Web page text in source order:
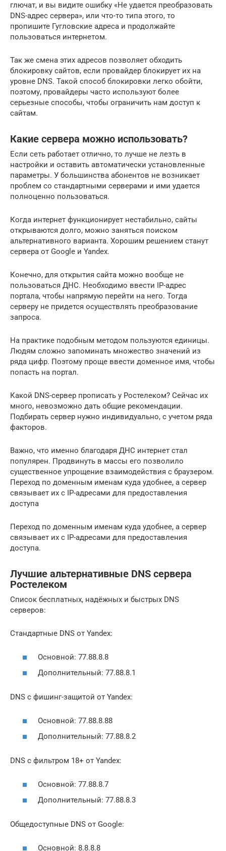
глючат, и вы видите ошибку «Не удается преобразовать
DNS-адрес сервера», или что-то типа этого, то
пропишите Гугловские адреса и продолжайте
пользоваться интернетом.
Так же смена этих адресов позволяет обходить
блокировку сайтов, если провайдер блокирует их на
уровне DNS. Такой способ блокировки легко обойти,
поэтому, провайдеры часто используют более
серьезные способы, чтобы ограничить нам доступ к
сайтам.
Какие сервера можно использовать?
Если сеть работает отлично, то лучше не лезть в
настройки и оставить автоматически установленные
параметры. У большинства абонентов не возникает
проблем со стандартными серверами и ими удается
полноценно пользоваться.
Когда интернет функционирует нестабильно, сайты
открываются долго, можно заняться поиском
альтернативного варианта. Хорошим решением станут
сервера от Google и Yandex.
Конечно, для открытия сайта можно вообще не
пользоваться ДНС. Необходимо ввести IP-адрес
портала, чтобы напрямую перейти на него. Тогда
серверу не придется осуществлять преобразование
запроса.
На практике подобным методом пользуются единицы.
Людям сложно запоминать множество значений из
ряда цифр. Поэтому проще ввести доменное имя, чтобы
попасть на портал.
Какой DNS-сервер прописать у Ростелеком? Сейчас их
много, невозможно дать общие рекомендации.
Подбирать сервер нужно индивидуально, с учетом ряда
факторов.
Важно, что именно благодаря ДНС интернет стал
популярен. Продвинуть в массы его позволило
существенное упрощение взаимодействия с браузером.
Переход по доменным именам куда удобнее, а сервер
связывает их с IP-адресами для предоставления
доступа
Переход по доменным именам куда удобнее, а сервер
связывает их с IP-адресами для предоставления
доступа.
Лучшие альтернативные DNS сервера
Ростелеком
Список бесплатных, надёжных и быстрых DNS
серверов:
Стандартные DNS от Yandex:
Основной: 77.88.8.8
Дополнительный: 77.88.8.1
DNS с фишинг-защитой от Yandex:
Основной: 77.88.8.88
Дополнительный: 77.88.8.2
DNS с фильтром 18+ от Yandex:
Основной: 77.88.8.7
Дополнительный: 77.88.8.3
Общедоступные DNS от Google:
Основной: 8.8.8.8